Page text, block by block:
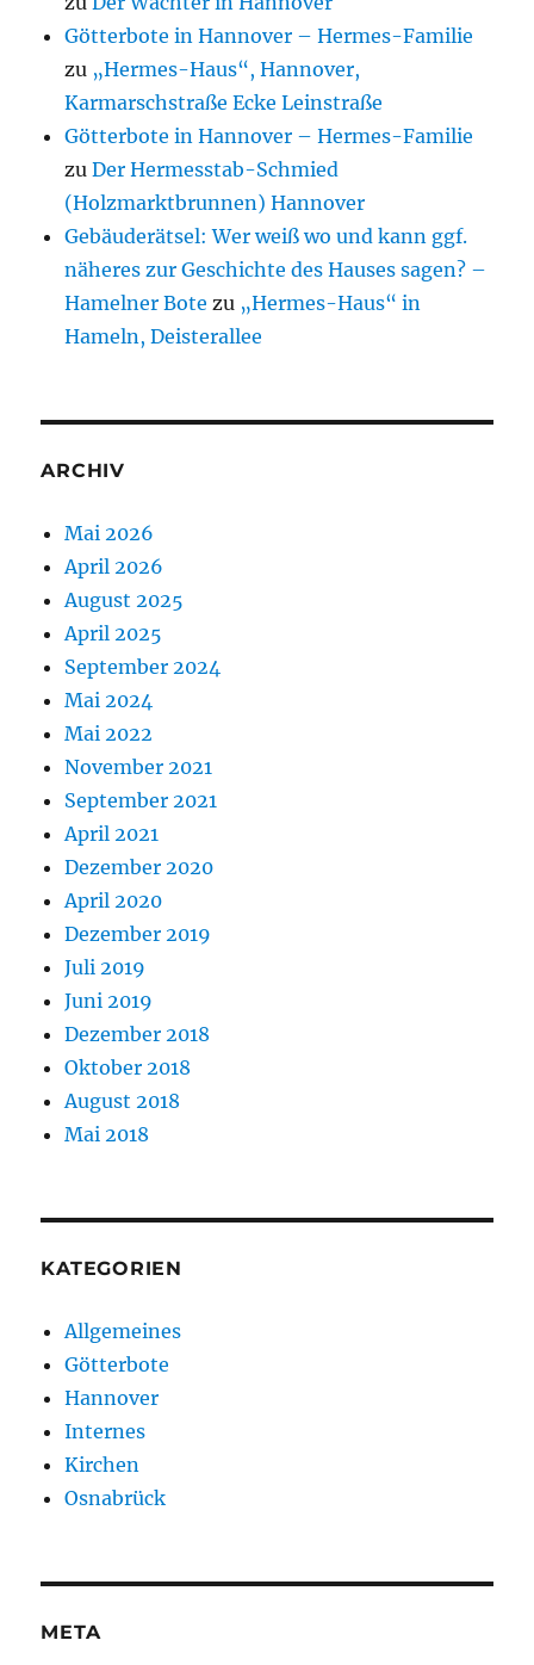
Götterbote in Hannover – Hermes-Familie
zu „Hermes-Haus“, Hannover,
Karmarschstraße Ecke Leinstraße
Götterbote in Hannover – Hermes-Familie
zuDer Hermesstab-Schmied
(Holzmarktbrunnen) Hannover
Gebäuderätsel: Wer weiß wo und kann ggf.
näheres zur Geschichte des Hauses sagen? –
Hamelner Bote zu „Hermes-Haus“ in
Hameln, Deisterallee
ARCHIV
Mai 2026
April 2026
August 2025
April 2025
September 2024
Mai 2024
Mai 2022
November 2021
September 2021
April 2021
Dezember 2020
April 2020
Dezember 2019
Juli 2019
Juni 2019
Dezember 2018
Oktober 2018
August 2018
Mai 2018
KATEGORIEN
Allgemeines
Götterbote
Hannover
Internes
Kirchen
Osnabrück
META